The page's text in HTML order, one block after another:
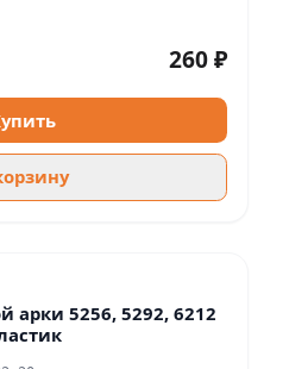
260 ₽
арки 5256, 5292, 6212